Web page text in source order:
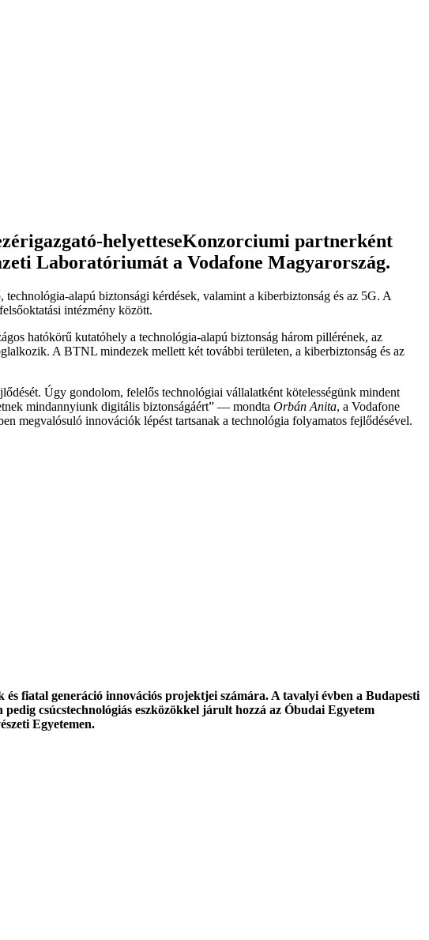
Konzorciumi partnerként
Laboratóriumát a Vodafone Magyarország.
alapú biztonsági kérdések, valamint a kiberbiztonság és az 5G. A
intézmény között.
hatókörű kutatóhely a technológia-alapú biztonság három pillérének, az
A BTNL mindezek mellett két további területen, a kiberbiztonság és az
Úgy gondolom, felelős technológiai vállalatként kötelességünk mindent
mindannyiunk digitális biztonságáért” — mondta Orbán Anita, a Vodafone
megvalósuló innovációk lépést tartsanak a technológia folyamatos fejlődésével.
fiatal generáció innovációs projektjei számára. A tavalyi évben a Budapesti
csúcstechnológiás eszközökkel járult hozzá az Óbudai Egyetem
Egyetemen.